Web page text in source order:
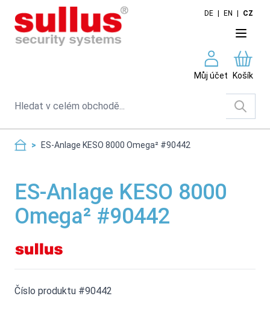
Skip to Content
DE EN CZ
Můj účet Košík
Search
> ES-Anlage KESO 8000 Omega² #90442
ES-Anlage KESO 8000
Omega² #90442
Číslo produktu #90442